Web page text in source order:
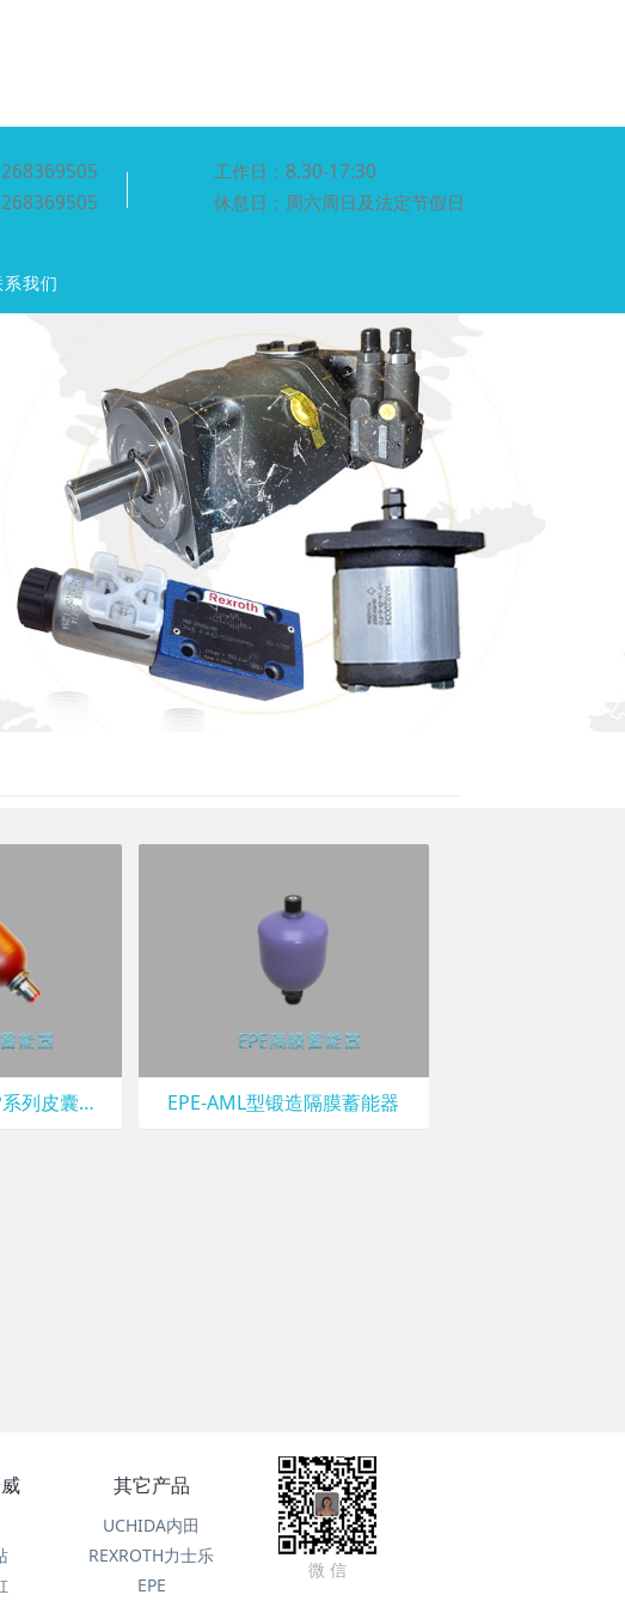
工作日：8.30-17:30
休息日：周六周日及法定节假日
系我们
意大利EPE-AS ASP系列皮囊式蓄能器 EPE-AML型锻造隔膜蓄能器
其它产品
UCHIDA内田
REXROTH力士乐
EPE
微 信